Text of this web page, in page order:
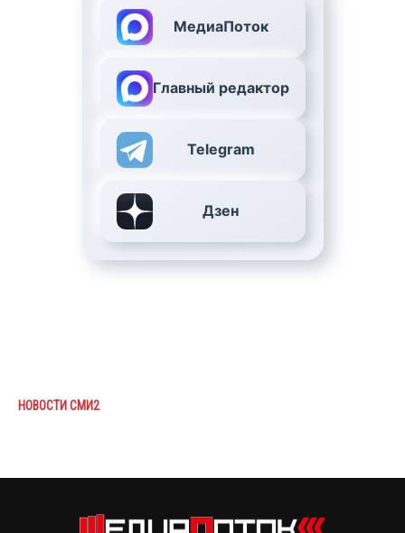
МедиаПоток
Главный редактор
Telegram
Дзен
НОВОСТИ СМИ2